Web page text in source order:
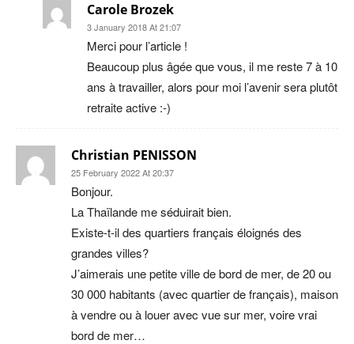
Carole Brozek
3 January 2018 At 21:07
Merci pour l’article !
Beaucoup plus âgée que vous, il me reste 7 à 10
ans à travailler, alors pour moi l’avenir sera plutôt
retraite active :-)
Christian PENISSON
25 February 2022 At 20:37
Bonjour.
La Thaïlande me séduirait bien.
Existe-t-il des quartiers français éloignés des
grandes villes?
J’aimerais une petite ville de bord de mer, de 20 ou
30 000 habitants (avec quartier de français), maison
à vendre ou à louer avec vue sur mer, voire vrai
bord de mer…